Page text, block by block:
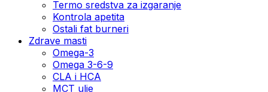
Termo sredstva za izgaranje
Kontrola apetita
Ostali fat burneri
Zdrave masti
Omega-3
Omega 3-6-9
CLA i HCA
MCT ulje